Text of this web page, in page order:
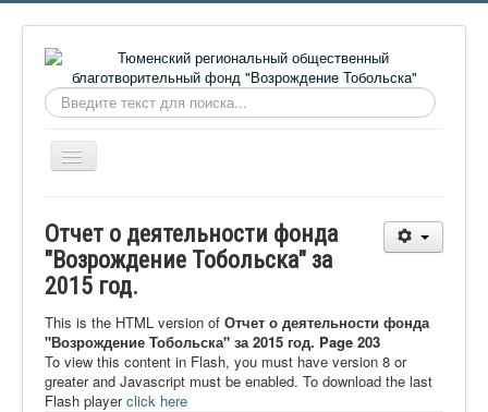
Искать...
Включить/
выключить
О фонде
Онлайн библиотека
Видеоматериалы
Контакты
Сайт проекта Достоевский
Отчет о деятельности фонда
"Возрождение Тобольска" за
2015 год.
This is the HTML version of Отчет о деятельности фонда
"Возрождение Тобольска" за 2015 год. Page 203
To view this content in Flash, you must have version 8 or
greater and Javascript must be enabled. To download the last
Flash playerclick here